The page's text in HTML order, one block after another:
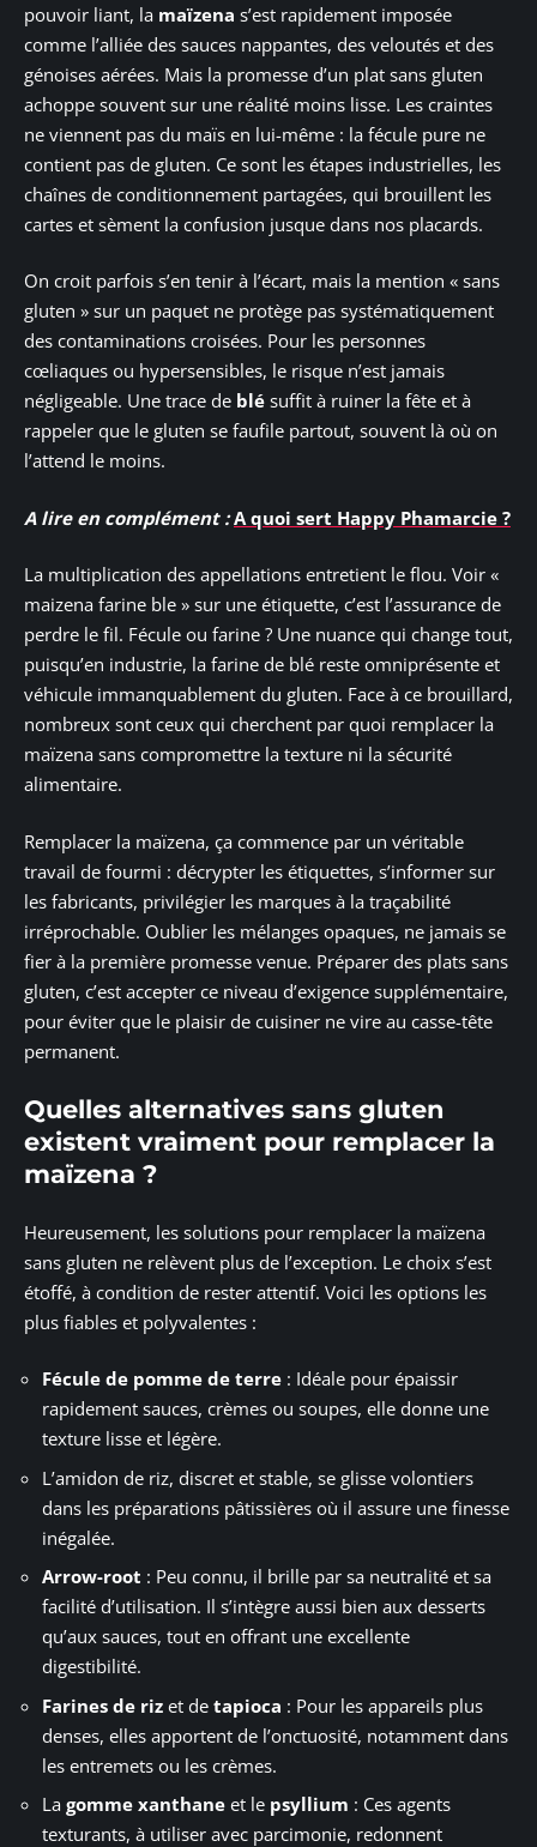
pouvoir liant, la maïzena s’est rapidement imposée
comme l’alliée des sauces nappantes, des veloutés et des
génoises aérées. Mais la promesse d’un plat sans gluten
achoppe souvent sur une réalité moins lisse. Les craintes
ne viennent pas du maïs en lui-même : la fécule pure ne
contient pas de gluten. Ce sont les étapes industrielles, les
chaînes de conditionnement partagées, qui brouillent les
cartes et sèment la confusion jusque dans nos placards.
On croit parfois s’en tenir à l’écart, mais la mention « sans
gluten » sur un paquet ne protège pas systématiquement
des contaminations croisées. Pour les personnes
cœliaques ou hypersensibles, le risque n’est jamais
négligeable. Une trace de blé suffit à ruiner la fête et à
rappeler que le gluten se faufile partout, souvent là où on
l’attend le moins.
A lire en complément : A quoi sert Happy Phamarcie ?
La multiplication des appellations entretient le flou. Voir «
maizena farine ble » sur une étiquette, c’est l’assurance de
perdre le fil. Fécule ou farine ? Une nuance qui change tout,
puisqu’en industrie, la farine de blé reste omniprésente et
véhicule immanquablement du gluten. Face à ce brouillard,
nombreux sont ceux qui cherchent par quoi remplacer la
maïzena sans compromettre la texture ni la sécurité
alimentaire.
Remplacer la maïzena, ça commence par un véritable
travail de fourmi : décrypter les étiquettes, s’informer sur
les fabricants, privilégier les marques à la traçabilité
irréprochable. Oublier les mélanges opaques, ne jamais se
fier à la première promesse venue. Préparer des plats sans
gluten, c’est accepter ce niveau d’exigence supplémentaire,
pour éviter que le plaisir de cuisiner ne vire au casse-tête
permanent.
Quelles alternatives sans gluten
existent vraiment pour remplacer la
maïzena ?
Heureusement, les solutions pour remplacer la maïzena
sans gluten ne relèvent plus de l’exception. Le choix s’est
étoffé, à condition de rester attentif. Voici les options les
plus fiables et polyvalentes :
Fécule de pomme de terre : Idéale pour épaissir
rapidement sauces, crèmes ou soupes, elle donne une
texture lisse et légère.
L’amidon de riz, discret et stable, se glisse volontiers
dans les préparations pâtissières où il assure une finesse
inégalée.
Arrow-root : Peu connu, il brille par sa neutralité et sa
facilité d’utilisation. Il s’intègre aussi bien aux desserts
qu’aux sauces, tout en offrant une excellente
digestibilité.
Farines de riz et de tapioca : Pour les appareils plus
denses, elles apportent de l’onctuosité, notamment dans
les entremets ou les crèmes.
La gomme xanthane et le psyllium : Ces agents
texturants, à utiliser avec parcimonie, redonnent